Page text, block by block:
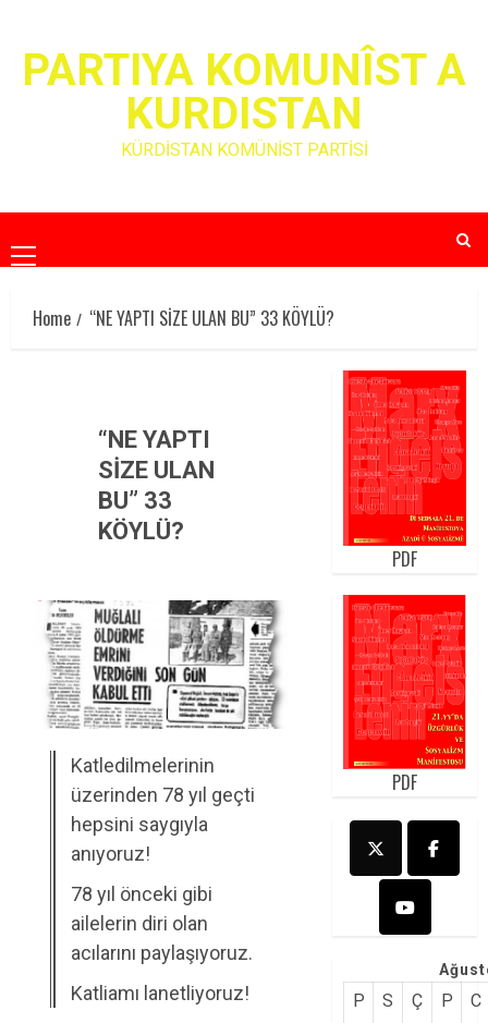
contentPARTIYA KOMUNÎST A
KURDISTAN
KÜRDİSTAN KOMÜNİST PARTİSİ
Primary
Menu
Home
“NE YAPTI SİZE ULAN BU” 33 KÖYLÜ?
“NE YAPTI
SİZE ULAN
BU” 33
KÖYLÜ?
Katledilmelerinin
üzerinden 78 yıl geçti
hepsini saygıyla
anıyoruz!
78 yıl önceki gibi
ailelerin diri olan
acılarını paylaşıyoruz.
Katliamı lanetliyoruz!
PDF
PDF
P S Ç P C